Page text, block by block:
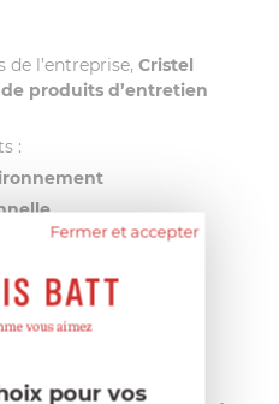
l’entreprise, Cristel
produits d’entretien
:
indépendants
grâce aux
et à un emballage
Fermer et accepter
pour vos